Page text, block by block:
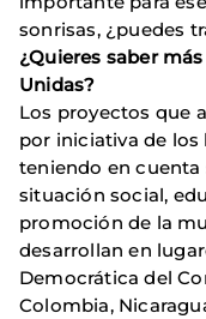
sonrisas, ¿puedes
¿Quieres saber
Unidas?
Los proyectos que
por iniciativa de los
teniendo en cuenta
situación social,
promoción de la
desarrollan en
Democrática del
Colombia,